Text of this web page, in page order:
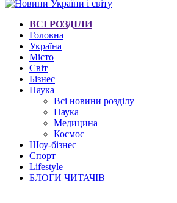
ВСІ РОЗДІЛИ
Головна
Україна
Місто
Світ
Бізнес
Наука
Всі новини розділу
Наука
Медицина
Космос
Шоу-бізнес
Спорт
Lifestyle
БЛОГИ ЧИТАЧІВ